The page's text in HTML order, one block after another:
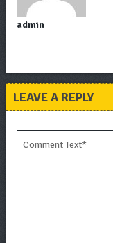
admin
LEAVE A REPLY